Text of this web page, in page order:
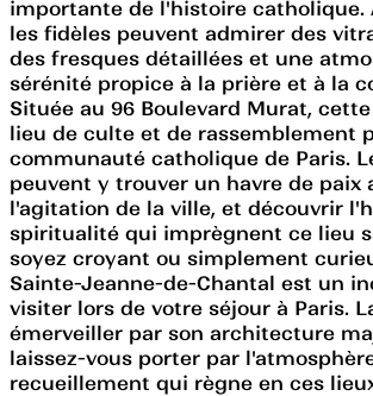
importante de l'histoire catholique.
les fidèles peuvent admirer des
des fresques détaillées et une
sérénité propice à la prière et à la
Située au 96 Boulevard Murat,
lieu de culte et de rassemblement
communauté catholique de Paris.
peuvent y trouver un havre de paix
l'agitation de la ville, et découvrir
spiritualité qui imprègnent ce lieu
soyez croyant ou simplement
Sainte-Jeanne-de-Chantal est un
visiter lors de votre séjour à Paris.
émerveiller par son architecture
laissez-vous porter par
recueillement qui règne en ces